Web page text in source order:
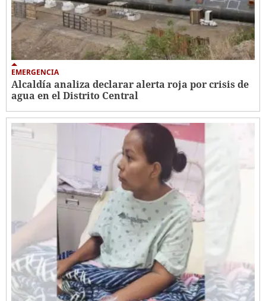
EMERGENCIA
Alcaldía analiza declarar alerta roja por crisis de
agua en el Distrito Central